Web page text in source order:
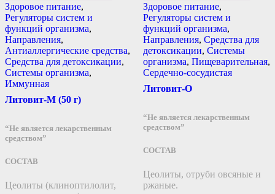
Здоровое питание,
Регуляторы систем и
функций организма,
Направления,
Антиаллергические средства,
Средства для детоксикации,
Системы организма,
Иммунная
Литовит-М (50 г)
“Не является лекарственным
средством”
СОСТАВ
Цеолиты (клиноптилолит,
Здоровое питание,
Регуляторы систем и
функций организма,
Направления, Средства для
детоксикации, Системы
организма, Пищеварительная,
Сердечно-сосудистая
Литовит-О
“Не является лекарственным
средством”
СОСТАВ
Цеолиты, отруби овсяные и
ржаные.